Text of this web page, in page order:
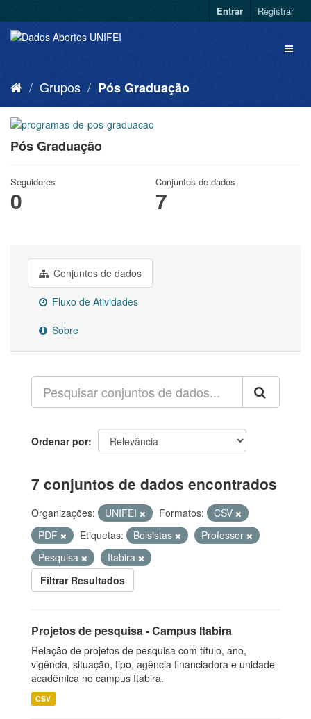
Entrar Registrar
Grupos Pós Graduação
Pós Graduação
Seguidores
0
Conjuntos de dados
7
Conjuntos de dados
Fluxo de Atividades
Sobre
Ordenar por
7 conjuntos de dados encontrados
Organizações: UNIFEI Formatos:
CSV
PDF
Etiquetas: Bolsistas
Professor
Pesquisa
Itabira
Filtrar Resultados
Projetos de pesquisa - Campus Itabira
Relação de projetos de pesquisa com título, ano,
vigência, situação, tipo, agência financiadora e unidade
acadêmica no campus Itabira.
CSV